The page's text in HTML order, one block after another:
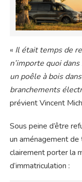
« Il était temps de
n’importe quoi
un poêle à bois
branchements
prévient Vincent
Sous peine d’être
un aménagement de
clairement porter la
d’immatriculation :